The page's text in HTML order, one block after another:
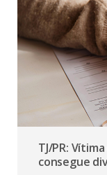
TJ/PR:
consegue